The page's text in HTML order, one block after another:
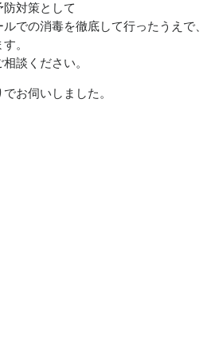
対策として
での消毒を徹底して行ったうえで、
。
談ください。
お伺いしました。